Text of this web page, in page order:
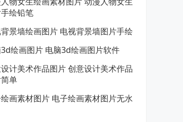
绘铅笔
景墙绘画图片 电视背景墙图片手绘
绘画图片 电脑3d绘画图片软件
计美术作品图片 创意设计美术作品
单
画素材图片 电子绘画素材图片无水